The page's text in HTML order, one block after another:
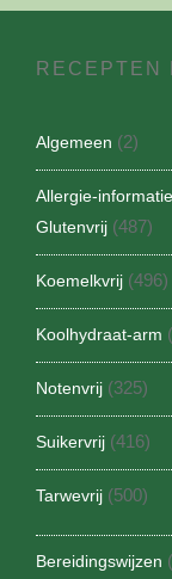
RECEPTEN
Algemeen (2)
Allergie-informatie
Glutenvrij (487)
Koemelkvrij (496)
Koolhydraat-arm
Notenvrij (325)
Suikervrij (416)
Tarwevrij (500)
Bereidingswijzen